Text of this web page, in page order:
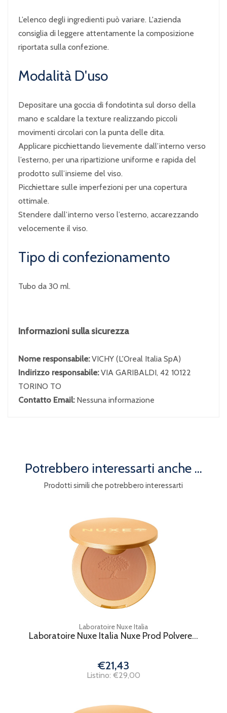
L’elenco degli ingredienti può variare. L'azienda
consiglia di leggere attentamente la composizione
riportata sulla confezione.
Modalità D'uso
Depositare una goccia di fondotinta sul dorso della
mano e scaldare la texture realizzando piccoli
movimenti circolari con la punta delle dita.
Applicare picchiettando lievemente dall’interno verso
l’esterno, per una ripartizione uniforme e rapida del
prodotto sull’insieme del viso.
Picchiettare sulle imperfezioni per una copertura
ottimale.
Stendere dall’interno verso l’esterno, accarezzando
velocemente il viso.
Tipo di confezionamento
Tubo da 30 ml.
Informazioni sulla sicurezza
Nome responsabile:VICHY (L'Oreal Italia SpA)
Indirizzo responsabile:VIA GARIBALDI, 42 10122
TORINO TO
Contatto Email: Nessuna informazione
Potrebbero interessarti anche ...
Prodotti simili che potrebbero interessarti
Laboratoire Nuxe Italia
Laboratoire Nuxe Italia Nuxe Prod Polvere...
€21,43
Listino: €29,00